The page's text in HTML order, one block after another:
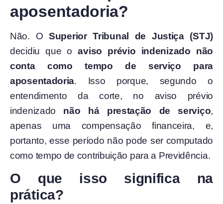
aposentadoria?
Não. O Superior Tribunal de Justiça (STJ)
decidiu que oaviso prévio indenizado não
conta como tempo de serviço para
aposentadoria. Isso porque, segundo o
entendimento da corte, no aviso prévio
indenizado não há prestação de serviço,
apenas uma compensação financeira, e,
portanto, esse período não pode ser computado
como tempo de contribuição para a Previdência.
O que isso significa na
prática?